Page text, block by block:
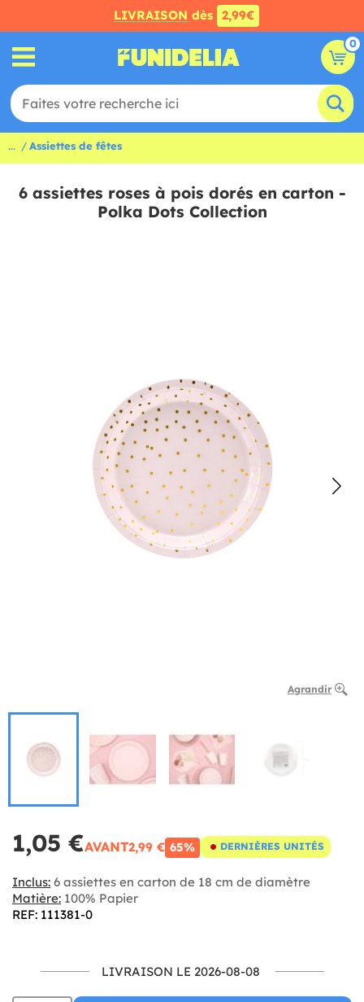
LIVRAISON dès 2,99€
0
... Assiettes de fêtes
6 assiettes roses à pois dorés en carton -
Polka Dots Collection
Agrandir
1,05 €AVANT2,99 € 65% DERNIÈRES UNITÉS
Inclus: 6 assiettes en carton de 18 cm de diamètre
Matière: 100% Papier
REF: 111381-0
LIVRAISON LE 2026-08-08